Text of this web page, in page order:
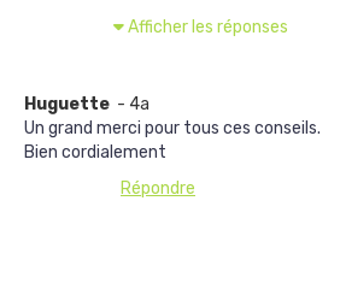
Afficher les réponses
Huguette - 4a
Un grand merci pour tous ces conseils.
Bien cordialement
Répondre